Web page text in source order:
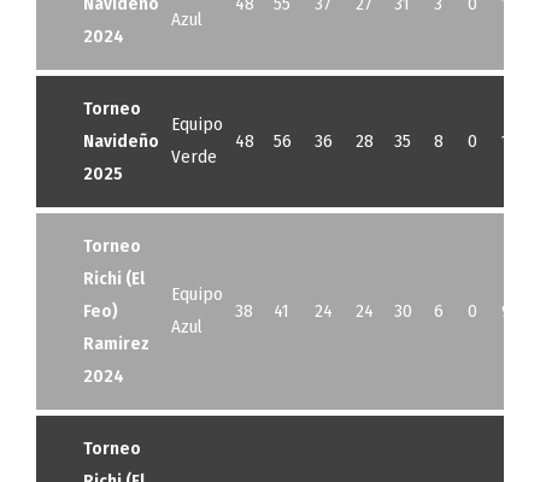
2024
Azul
Torneo
Navideño
2025
Equipo
Verde
48 56 36 28 35 8 0 13
Torneo
Richi (El
Feo)
Ramirez
2024
Equipo
Azul
38 41 24 24 30 6 0 9
Torneo